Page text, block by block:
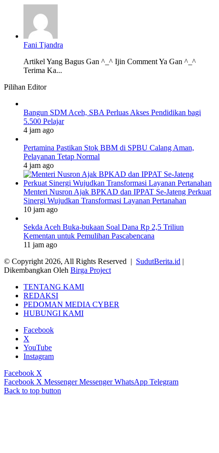
Fani Tjandra
Artikel Yang Bagus Gan ^_^ Ijin Comment Ya Gan ^_^
Terima Ka...
Pilihan Editor
Bangun SDM Aceh, SBA Perluas Akses Pendidikan bagi
5.500 Pelajar
4 jam ago
Pertamina Pastikan Stok BBM di SPBU Calang Aman,
Pelayanan Tetap Normal
4 jam ago
Menteri Nusron Ajak BPKAD dan IPPAT Se-Jateng Perkuat
Sinergi Wujudkan Transformasi Layanan Pertanahan
10 jam ago
Sekda Aceh Buka-bukaan Soal Dana Rp 2,5 Triliun
Kementan untuk Pemulihan Pascabencana
11 jam ago
© Copyright 2026, All Rights Reserved | SudutBerita.id |
Dikembangkan Oleh Birga Project
TENTANG KAMI
REDAKSI
PEDOMAN MEDIA CYBER
HUBUNGI KAMI
Facebook
X
YouTube
Instagram
Facebook X
Facebook X Messenger Messenger WhatsApp Telegram
Back to top button